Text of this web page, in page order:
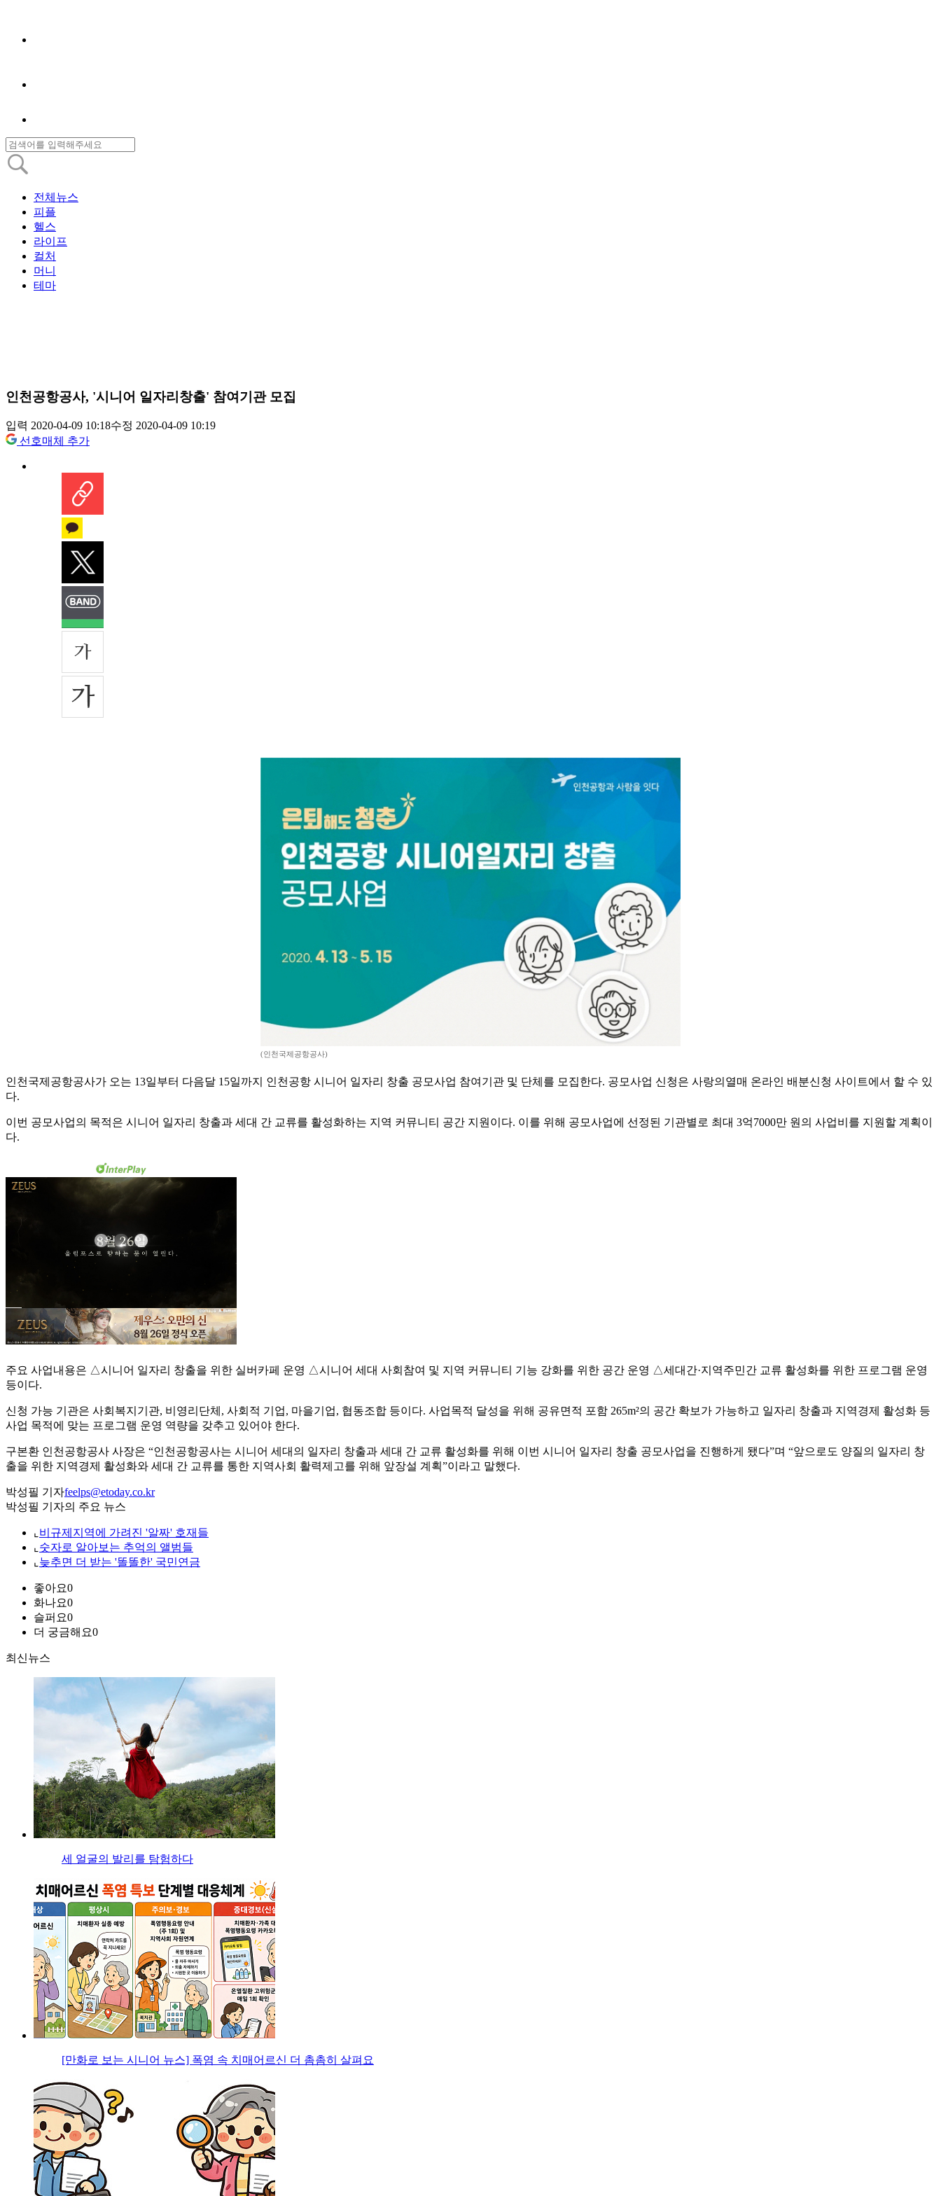
전체뉴스
피플
헬스
라이프
컬처
머니
테마
인천공항공사, '시니어 일자리창출' 참여기관 모집
입력 2020-04-09 10:18수정 2020-04-09 10:19
선호매체 추가
(인천국제공항공사)
인천국제공항공사가 오는 13일부터 다음달 15일까지 인천공항 시니어 일자리 창출 공모사업 참여기관 및 단체를 모집한다. 공모사업 신청은 사랑의열매 온라인 배분신청 사이트에서 할 수 있
다.
이번 공모사업의 목적은 시니어 일자리 창출과 세대 간 교류를 활성화하는 지역 커뮤니티 공간 지원이다. 이를 위해 공모사업에 선정된 기관별로 최대 3억7000만 원의 사업비를 지원할 계획이
다.
주요 사업내용은 △시니어 일자리 창출을 위한 실버카페 운영 △시니어 세대 사회참여 및 지역 커뮤니티 기능 강화를 위한 공간 운영 △세대간·지역주민간 교류 활성화를 위한 프로그램 운영
등이다.
신청 가능 기관은 사회복지기관, 비영리단체, 사회적 기업, 마을기업, 협동조합 등이다. 사업목적 달성을 위해 공유면적 포함 265m²의 공간 확보가 가능하고 일자리 창출과 지역경제 활성화 등
사업 목적에 맞는 프로그램 운영 역량을 갖추고 있어야 한다.
구본환 인천공항공사 사장은 “인천공항공사는 시니어 세대의 일자리 창출과 세대 간 교류 활성화를 위해 이번 시니어 일자리 창출 공모사업을 진행하게 됐다”며 “앞으로도 양질의 일자리 창
출을 위한 지역경제 활성화와 세대 간 교류를 통한 지역사회 활력제고를 위해 앞장설 계획”이라고 말했다.
박성필 기자feelps@etoday.co.kr
박성필 기자의 주요 뉴스
⌞ 비규제지역에 가려진 '알짜' 호재들
⌞ 숫자로 알아보는 추억의 앨범들
⌞ 늦추면 더 받는 '똘똘한' 국민연금
좋아요0
화나요0
슬퍼요0
더 궁금해요0
최신뉴스
세 얼굴의 발리를 탐험하다
[만화로 보는 시니어 뉴스] 폭염 속 치매어르신 더 촘촘히 살펴요